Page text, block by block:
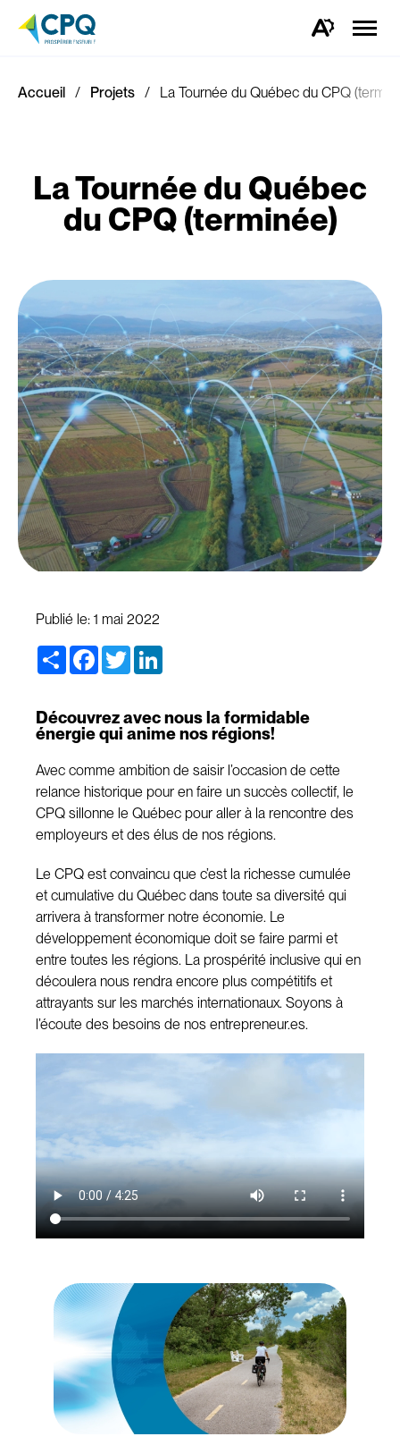
Ouvrez
d'accessibilité.
la
Accueil Projets La Tournée du Québec du CPQ
La Tournée du Québec
du CPQ (terminée)
Publié le: 1 mai 2022
Share Facebook
Twitter
Découvrez avec nous la formidable
énergie qui anime nos régions!
Avec comme ambition de saisir l’occasion de cette
relance historique pour en faire un succès collectif, le
CPQ sillonne le Québec pour aller à la rencontre des
employeurs et des élus de nos régions.
Le CPQ est convaincu que c’est la richesse cumulée
et cumulative du Québec dans toute sa diversité qui
arrivera à transformer notre économie. Le
développement économique doit se faire parmi et
entre toutes les régions. La prospérité inclusive qui en
découlera nous rendra encore plus compétitifs et
attrayants sur les marchés internationaux. Soyons à
l’écoute des besoins de nos entrepreneur.es.